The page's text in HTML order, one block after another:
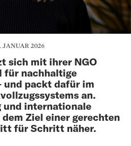
JANUAR 2026
sich mit ihrer NGO
für nachhaltige
und packt dafür im
an.
und internationale
Ziel einer gerechten
für Schritt näher.